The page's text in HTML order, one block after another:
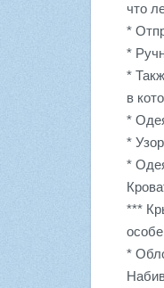
что
*
*
*
в
*
*
*
***
*